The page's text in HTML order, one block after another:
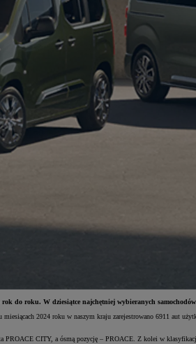
do roku. W dziesiątce najchętniej wybieranych
2024 roku w naszym kraju zarejestrowano 6911 aut
PROACE CITY, a ósmą pozycję – PROACE. Z kolei w